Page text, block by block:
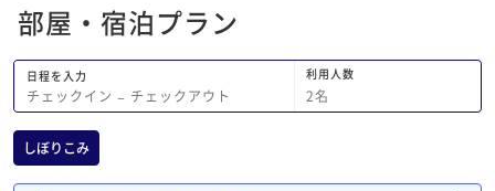
部屋・宿泊プラン
日程を入力
チェックイン − チェックアウト
利用人数
2名
しぼりこみ